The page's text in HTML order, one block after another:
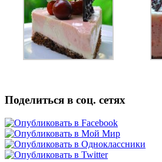
Поделиться в соц. сетях